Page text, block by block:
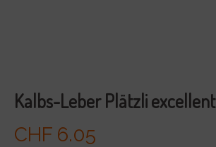
Kalbs-Leber Plätzli excellent
CHF 6.05